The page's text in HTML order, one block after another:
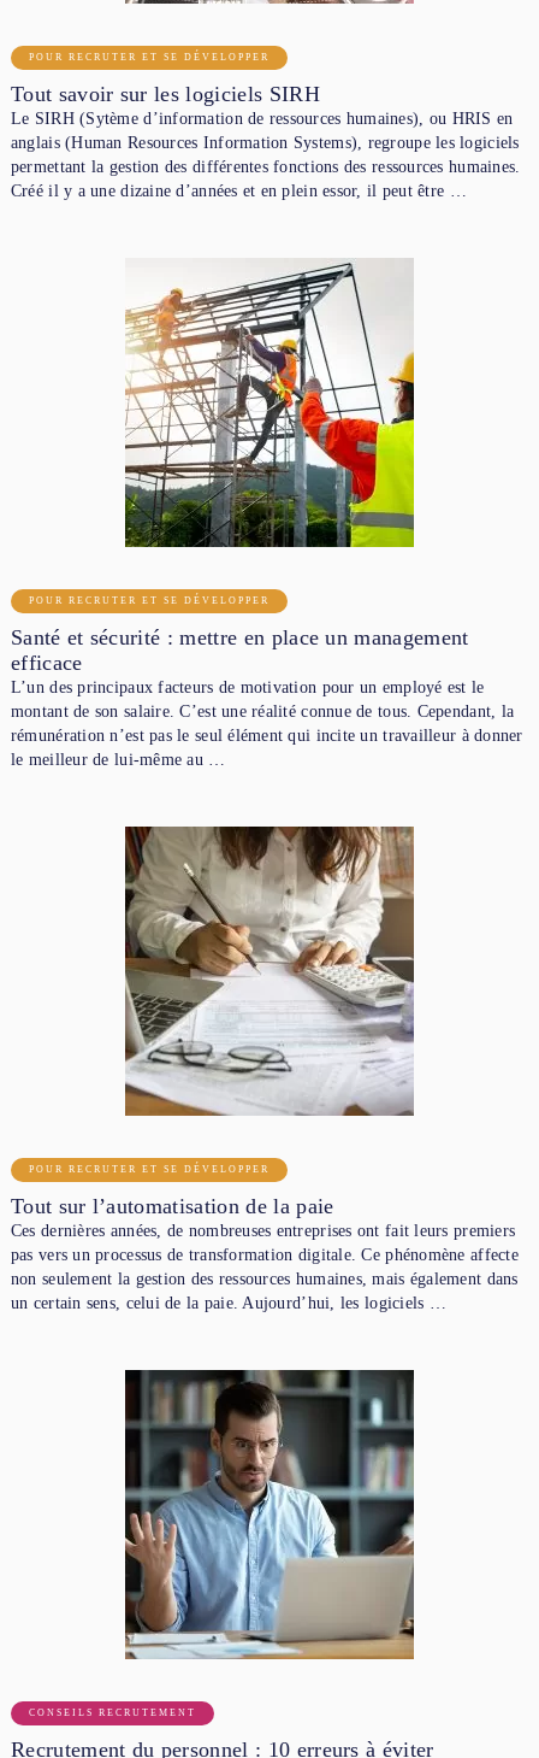
POUR RECRUTER ET SE DÉVELOPPER
Tout savoir sur les logiciels SIRH
Le SIRH (Sytème d’information de ressources humaines), ou HRIS en
anglais (Human Resources Information Systems), regroupe les logiciels
permettant la gestion des différentes fonctions des ressources humaines.
Créé il y a une dizaine d’années et en plein essor, il peut être …
POUR RECRUTER ET SE DÉVELOPPER
Santé et sécurité : mettre en place un management
efficace
L’un des principaux facteurs de motivation pour un employé est le
montant de son salaire. C’est une réalité connue de tous. Cependant, la
rémunération n’est pas le seul élément qui incite un travailleur à donner
le meilleur de lui-même au …
POUR RECRUTER ET SE DÉVELOPPER
Tout sur l’automatisation de la paie
Ces dernières années, de nombreuses entreprises ont fait leurs premiers
pas vers un processus de transformation digitale. Ce phénomène affecte
non seulement la gestion des ressources humaines, mais également dans
un certain sens, celui de la paie. Aujourd’hui, les logiciels …
CONSEILS RECRUTEMENT
Recrutement du personnel : 10 erreurs à éviter